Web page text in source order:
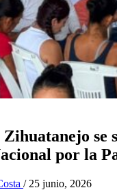
se
por la
/ 25 junio, 2026